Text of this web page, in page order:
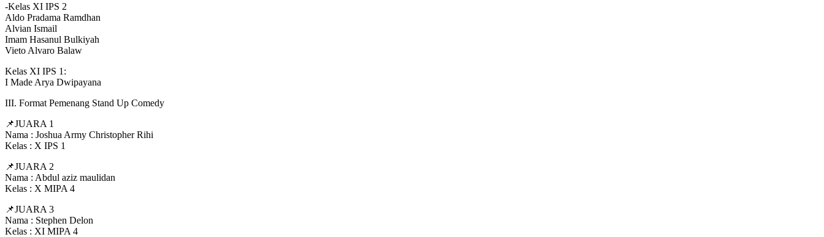
-Kelas XI IPS 2
Aldo Pradama Ramdhan
Alvian Ismail
Imam Hasanul Bulkiyah
Vieto Alvaro Balaw
Kelas XI IPS 1:
I Made Arya Dwipayana
III. Format Pemenang Stand Up Comedy
📌JUARA 1
Nama : Joshua Army Christopher Rihi
Kelas : X IPS 1
📌JUARA 2
Nama : Abdul aziz maulidan
Kelas : X MIPA 4
📌JUARA 3
Nama : Stephen Delon
Kelas : XI MIPA 4